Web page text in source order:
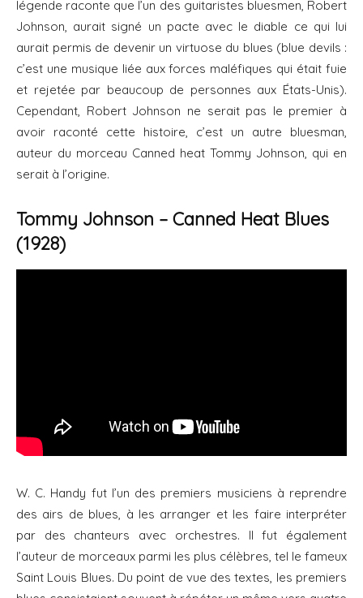
légende raconte que l’un des guitaristes bluesmen, Robert
Johnson, aurait signé un pacte avec le diable ce qui lui
aurait permis de devenir un virtuose du blues (blue devils :
c’est une musique liée aux forces maléfiques qui était fuie
et rejetée par beaucoup de personnes aux États-Unis).
Cependant, Robert Johnson ne serait pas le premier à
avoir raconté cette histoire, c’est un autre bluesman,
auteur du morceau Canned heat Tommy Johnson, qui en
serait à l’origine.
Tommy Johnson – Canned Heat Blues
(1928)
W. C. Handy fut l’un des premiers musiciens à reprendre
des airs de blues, à les arranger et les faire interpréter
par des chanteurs avec orchestres. Il fut également
l’auteur de morceaux parmi les plus célèbres, tel le fameux
Saint Louis Blues. Du point de vue des textes, les premiers